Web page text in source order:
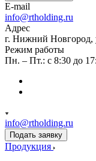
E-mail
info@rtholding.ru
Адрес
г. Нижний Новгород,
Режим работы
Пн. – Пт.: с 8:30 до
info@rtholding.ru
Подать заявку
Продукция